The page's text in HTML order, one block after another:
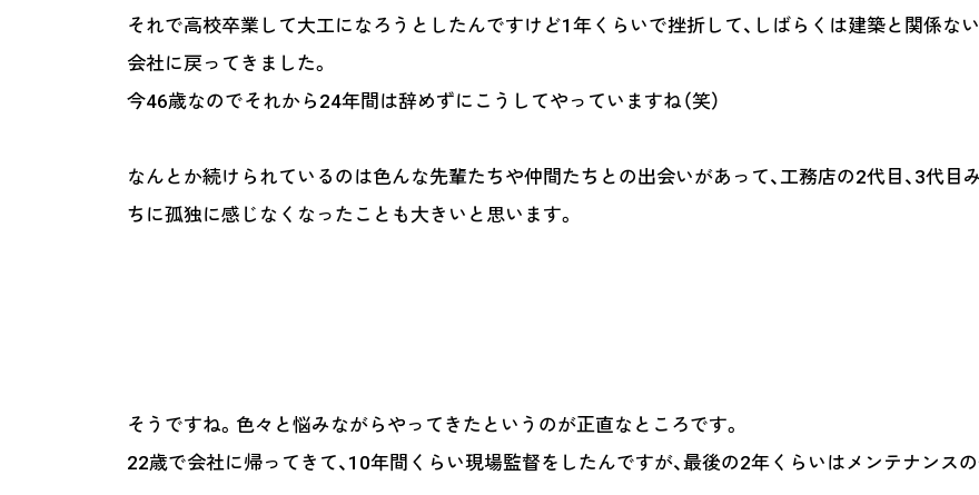
それで高校卒業して大工になろうとしたんですけど1年くらいで挫折して、しばらくは建築と関係な
会社に戻ってきました。
今46歳なのでそれから24年間は辞めずにこうしてやっていますね（笑）
なんとか続けられているのは色んな先輩たちや仲間たちとの出会いがあって、工務店の2代目、3代目
ちに孤独に感じなくなったことも大きいと思います。
そうですね。色々と悩みながらやってきたというのが正直なところです。
22歳で会社に帰ってきて、10年間くらい現場監督をしたんですが、最後の2年くらいはメンテナンス